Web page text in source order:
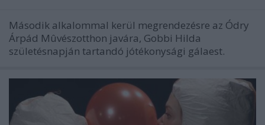
Második alkalommal kerül megrendezésre az Ódry
Árpád Mûvészotthon javára, Gobbi Hilda
születésnapján tartandó jótékonysági gálaest.